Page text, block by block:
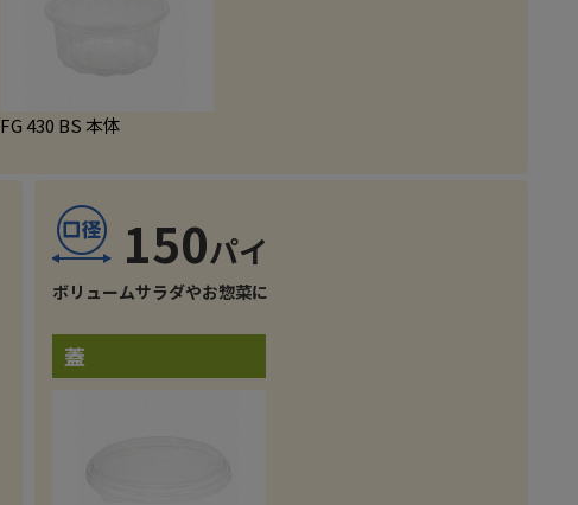
FG 430 BS 本体
150
ボリュームサラダやお惣菜に
蓋